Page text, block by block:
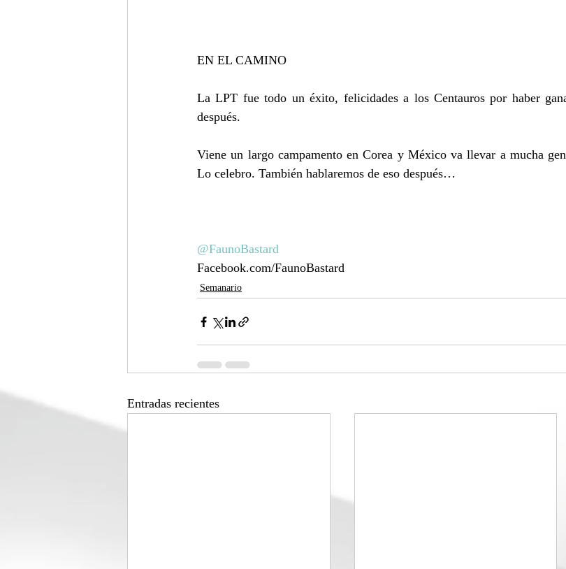
EN EL CAMINO
La LPT fue todo un éxito, felicidades a los Centauros por haber
después.
Viene un largo campamento en Corea y México va llevar a mucha
Lo celebro. También hablaremos de eso después…
@FaunoBastard
Facebook.com/FaunoBastard
Semanario
Entradas recientes